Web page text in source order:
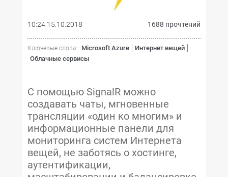
10:24 15.10.2018 1688 прочтений
Ключевые слова : Microsoft Azure
Интернет вещей
Облачные сервисы
С помощью SignalR можно
создавать чаты, мгновенные
трансляции «один ко многим» и
информационные панели для
мониторинга систем Интернета
вещей, не заботясь о хостинге,
аутентификации,